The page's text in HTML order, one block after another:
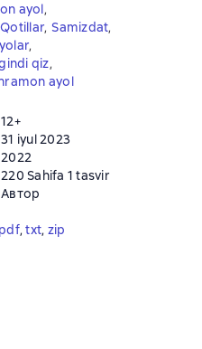
ayol,
Qotillar, Samizdat,
,
qiz,
ayol
12+
31 iyul 2023
2022
220 Sahifa 1 tasvir
Автор
pdf, txt, zip